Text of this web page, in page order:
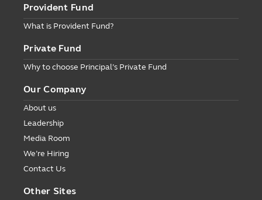
Provident Fund
What is Provident Fund?
Private Fund
Why to choose Principal’s Private Fund
Our Company
About us
Leadership
Media Room
We’re Hiring
Contact Us
Other Sites